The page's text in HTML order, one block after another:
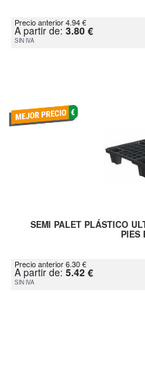
Precio anterior 4.94 €
A partir de: 3.80 €
SIN IVA
SEMI PALET PLÁSTICO
PIES
Precio anterior 6.30 €
A partir de: 5.42 €
SIN IVA